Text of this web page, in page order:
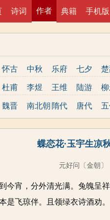
诗词 作者 典籍 手机版
怀古 中秋 乐府 七夕
友情 母亲 春节 老师 节
地名 写山 写雨 边塞
菊花 春天 更多>>
杜甫 李煜 王维 陆游 柳
晏殊 元稹 岑参 曹植
贾岛 李清照辛弃疾白居易
黄庭坚韦应物朱淑真
魏晋 南北朝 隋代 唐代
蝶恋花·玉宇生凉
元好问 〔金朝〕
今宵，分外清光满。兔魄呈
是飞琼伴。且领绿衣诗酒劝。